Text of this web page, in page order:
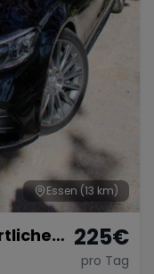
Essen (13 km)
225€
pro Tag